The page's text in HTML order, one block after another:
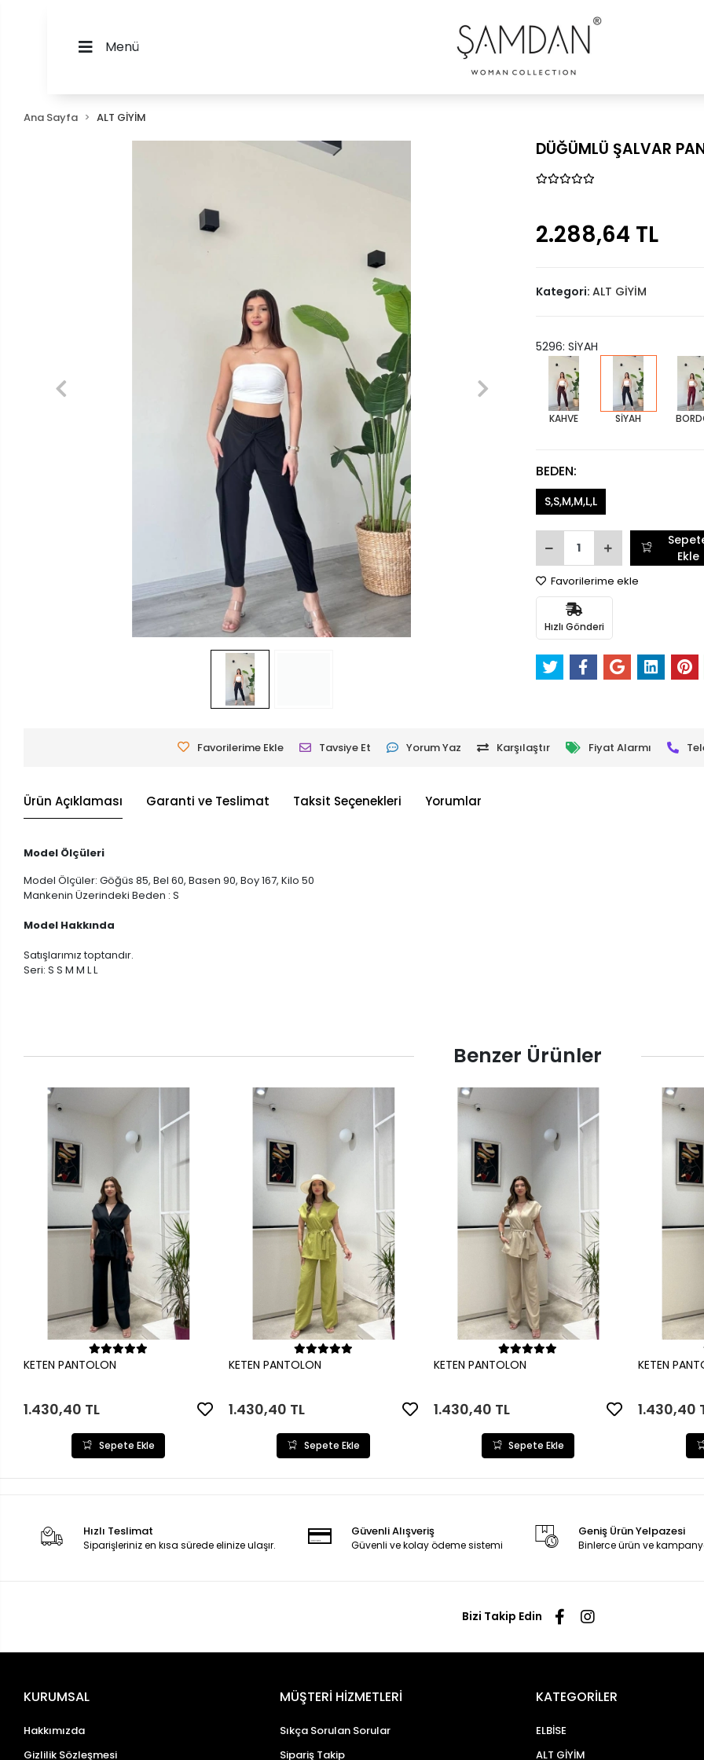
Menü
Ana Sayfa ALT GİYİM
DÜĞÜMLÜ ŞALVAR
2.288,64 TL
Kategori: ALT GİYİM
5296: SİYAH
KAHVE SİYAH
BEDEN:
S,S,M,M,L,L
Ekle
Favorilerime ekle
Hızlı Gönderi
Favorilerime Ekle Tavsiye Et Yorum Yaz Karşılaştır Fiyat Alarmı
Ürün Açıklaması Garanti ve Teslimat Taksit Seçenekleri Yorumlar
Model Ölçüleri
Model Ölçüler: Göğüs 85, Bel 60, Basen 90, Boy 167, Kilo 50
Mankenin Üzerindeki Beden : S
Model Hakkında
Satışlarımız toptandır.
Seri: S S M M L L
Benzer Ürünler
Sepete Ekle
KETEN PANTOLON
1.430,40 TL
Sepete Ekle
Sepete Ekle
KETEN PANTOLON
1.430,40 TL
Sepete Ekle
Sepete Ekle
KETEN PANTOLON
1.430,40 TL
Sepete Ekle
KETEN
1.430,40
Hızlı Teslimat
Siparişleriniz en kısa sürede elinize ulaşır.
Güvenli Alışveriş
Güvenli ve kolay ödeme sistemi
Geniş Ürün Yelpazesi
Binlerce ürün ve
Bizi Takip Edin
KURUMSAL
Hakkımızda
Gizlilik Sözleşmesi
MÜŞTERİ HİZMETLERİ
Sıkça Sorulan Sorular
Sipariş Takip
KATEGORİLER
ELBİSE
ALT GİYİM